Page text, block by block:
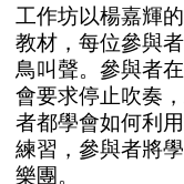
工作坊以楊嘉輝的
教材 ， 每位參與者
鳥叫聲。 參與者在
會要求停止吹奏 ，
者都學會如何利用
練習 ， 參與者將學
樂團。